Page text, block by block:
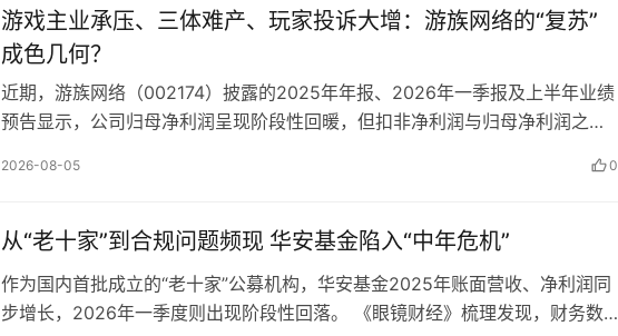
爆表成功登陆港股，诸如此类的“盛世繁华”，都让人看到了零食行业发展得热
火朝天、一路高光。 但在这些新的品牌崛起、连锁店占领各个角落的背后，一
些大家都很熟悉的老品牌、老产品，反而逐渐淡出了人们的视野，例如像洽
洽、三只松鼠这样的零食。 于是，大家都想问一个问题：新的零食在狂飙，那
些老的零食都去哪儿了？ 然而，近期的许多公司陆续发布上半年的业绩预告，
人们突然惊奇地看到曾经的“瓜子大王”洽洽食品半年利润同比增长近2倍，再度
寂、经历过一段时间的冷清后，重新用惊人的业绩宣告“王者归来”，再一次活
跃在大众视野里。 洽洽的反弹，也正是在市场风云变幻后历经挫折、凤凰涅槃
的代表。 阵痛后的破局是重生关键 稍微有点年纪的人，可能都对洽洽有深刻的
游戏主业承压、三体难产、玩家投诉大增：游族网络的“复苏”
成色几何？
近期，游族网络（002174）披露的2025年年报、2026年一季报及上半年业绩
预告显示，公司归母净利润呈现阶段性回暖，但扣非净利润与归母净利润之间
收能力仍有待验证。 《眼镜财经》梳理发现，公司近年多次涉及信息披露违
叠加用户反馈集中、业务拓展投入较大等因素。非经常性损益对账面盈利形成
业收入承压 2025年全年，游族网络实现营业收入14.02亿元，相较于2024年
14.34亿元的营收规模下降2.23%；归母净利润亏损3.47亿元，对比2024年
2026-08-05 0
从“老十家”到合规问题频现 华安基金陷入“中年危机”
作为国内首批成立的“老十家”公募机构，华安基金2025年账面营收、净利润同
步增长，2026年一季度则出现阶段性回落。 《眼镜财经》梳理发现，财务数